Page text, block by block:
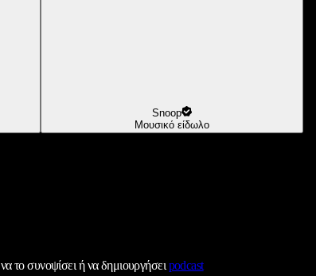
Snoop
Μουσικό είδωλο
να το συνοψίσει ή να δημιουργήσειpodcast